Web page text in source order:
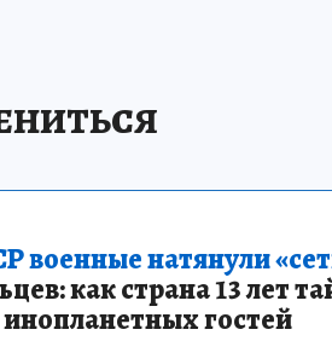
военные натянули
как страна 13 лет
инопланетных гостей